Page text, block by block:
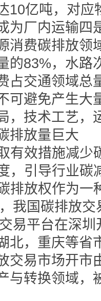
10亿吨，对
为厂内运输四
消费碳排放领
的83%，水路
占交通领域总
可避免产生大
，技术工艺，
排放量巨大
有效措施减少
，引导行业碳
排放权作为一
我国碳排放
易平台在深
北，重庆等省
交易市场开市
与转换领域，